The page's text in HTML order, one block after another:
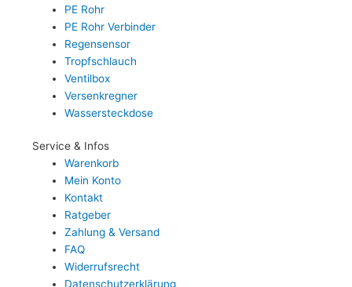
PE Rohr
PE Rohr Verbinder
Regensensor
Tropfschlauch
Ventilbox
Versenkregner
Wassersteckdose
Service & Infos
Warenkorb
Mein Konto
Kontakt
Ratgeber
Zahlung & Versand
FAQ
Widerrufsrecht
Datenschutzerklärung